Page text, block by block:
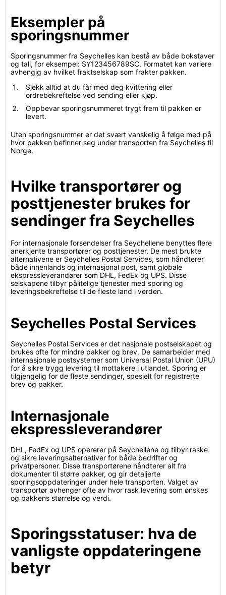
Eksempler på
sporingsnummer
Sporingsnummer fra Seychelles kan bestå av både bokstaver
og tall, for eksempel: SY123456789SC. Formatet kan variere
avhengig av hvilket fraktselskap som frakter pakken.
Sjekk alltid at du får med deg kvittering eller
ordrebekreftelse ved sending eller kjøp.
Oppbevar sporingsnummeret trygt frem til pakken er
levert.
Uten sporingsnummer er det svært vanskelig å følge med på
hvor pakken befinner seg under transporten fra Seychelles til
Norge.
Hvilke transportører og
posttjenester brukes for
sendinger fra Seychelles
For internasjonale forsendelser fra Seychellene benyttes flere
anerkjente transportører og posttjenester. De mest brukte
alternativene er Seychelles Postal Services, som håndterer
både innenlands og internasjonal post, samt globale
ekspressleverandører som DHL, FedEx og UPS. Disse
selskapene tilbyr pålitelige tjenester med sporing og
leveringsbekreftelse til de fleste land i verden.
Seychelles Postal Services
Seychelles Postal Services er det nasjonale postselskapet og
brukes ofte for mindre pakker og brev. De samarbeider med
internasjonale postsystemer som Universal Postal Union (UPU)
for å sikre trygg levering til mottakere i utlandet. Sporing er
tilgjengelig for de fleste sendinger, spesielt for registrerte
brev og pakker.
Internasjonale
ekspressleverandører
DHL, FedEx og UPS opererer på Seychellene og tilbyr raske
og sikre leveringsalternativer for både bedrifter og
privatpersoner. Disse transportørene håndterer alt fra
dokumenter til større pakker, og gir detaljerte
sporingsoppdateringer under hele transporten. Valget av
transportør avhenger ofte av hvor rask levering som ønskes
og pakkens størrelse og verdi.
Sporingsstatuser: hva de
vanligste oppdateringene
betyr